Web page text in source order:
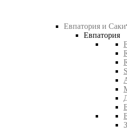
Евпатория и Саки
Евпатория